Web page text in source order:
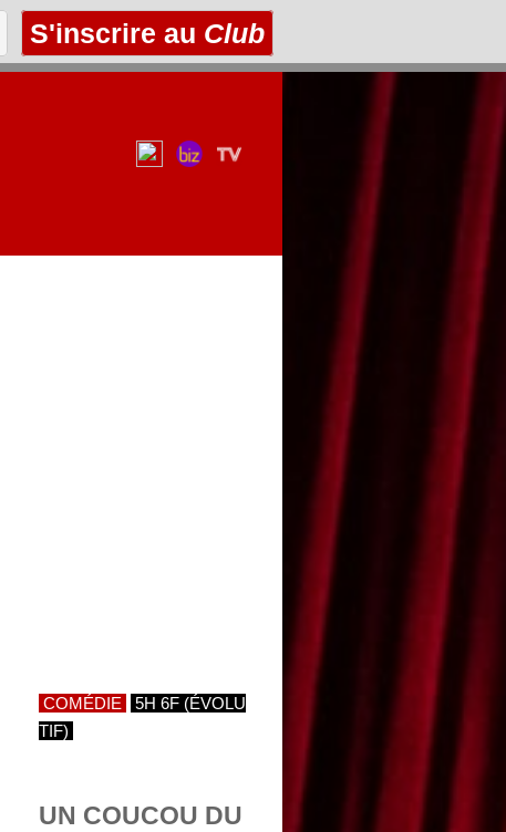
S'inscrire au Club
COMÉDIE
5H 6F (ÉVOLU
TIF)
UN COUCOU DU